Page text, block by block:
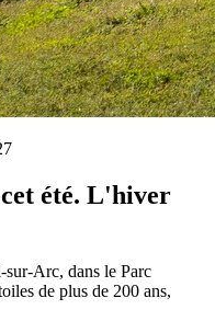
été. L'hiver
Arc, dans le Parc
de plus de 200 ans,